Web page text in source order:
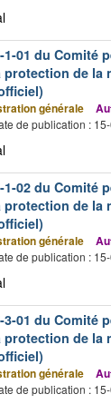
1-01 du Comité
de la
générale
de publication :
1-02 du Comité
de la
générale
de publication :
3-01 du Comité
de la
générale
de publication :